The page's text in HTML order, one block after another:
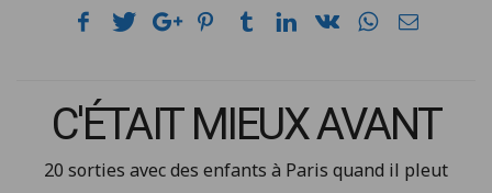
C'ÉTAIT MIEUX AVANT
20 sorties avec des enfants à Paris quand il pleut